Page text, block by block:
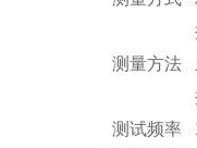
测量方法
测试频率